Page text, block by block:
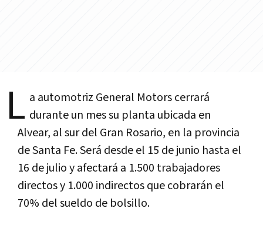
L a automotriz General Motors cerrará
durante un mes su planta ubicada en
Alvear, al sur del Gran Rosario, en la provincia
de Santa Fe. Será desde el 15 de junio hasta el
16 de julio y afectará a 1.500 trabajadores
directos y 1.000 indirectos que cobrarán el
70% del sueldo de bolsillo.